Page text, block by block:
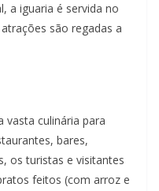
a iguaria é servida no
são regadas a
culinária para
bares,
os turistas e visitantes
feitos (com arroz e